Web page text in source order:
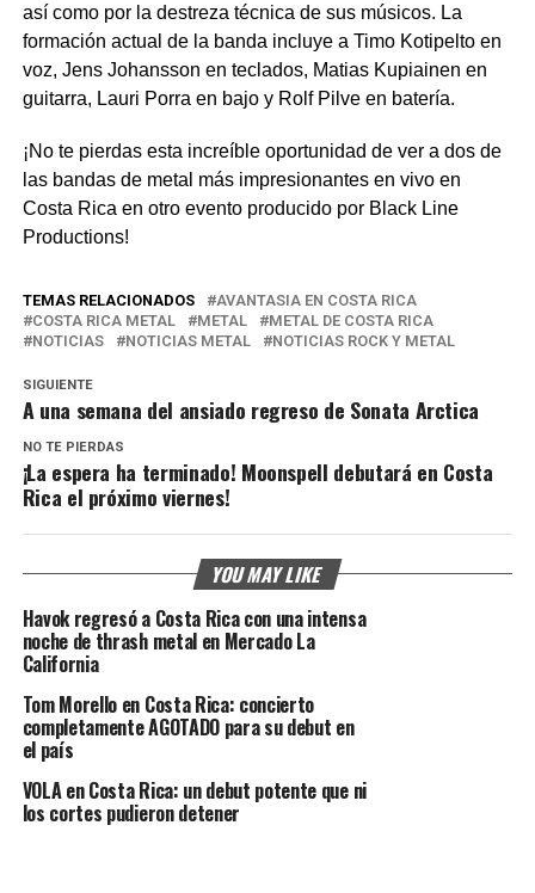
así como por la destreza técnica de sus músicos. La
formación actual de la banda incluye a Timo Kotipelto en
voz, Jens Johansson en teclados, Matias Kupiainen en
guitarra, Lauri Porra en bajo y Rolf Pilve en batería.
¡No te pierdas esta increíble oportunidad de ver a dos de
las bandas de metal más impresionantes en vivo en
Costa Rica en otro evento producido por Black Line
Productions!
TEMAS RELACIONADOS
AVANTASIA EN COSTA RICA
COSTA RICA METAL
METAL
METAL DE COSTA RICA
NOTICIAS
NOTICIAS METAL NOTICIAS ROCK Y METAL
SIGUIENTE
A una semana del ansiado regreso de Sonata Arctica
NO TE PIERDAS
¡La espera ha terminado! Moonspell debutará en Costa
Rica el próximo viernes!
YOU MAY LIKE
Havok regresó a Costa Rica con una intensa
noche de thrash metal en Mercado La
California
Tom Morello en Costa Rica: concierto
completamente AGOTADO para su debut en
el país
VOLA en Costa Rica: un debut potente que ni
los cortes pudieron detener